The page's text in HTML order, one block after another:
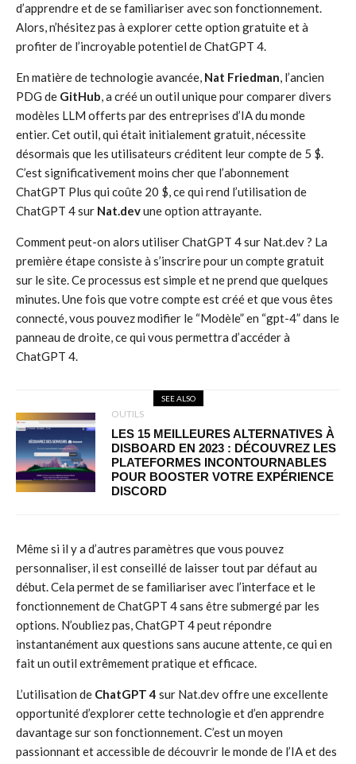
d’apprendre et de se familiariser avec son fonctionnement.
Alors, n’hésitez pas à explorer cette option gratuite et à
profiter de l’incroyable potentiel de ChatGPT 4.
En matière de technologie avancée, Nat Friedman, l’ancien
PDG de GitHub, a créé un outil unique pour comparer divers
modèles LLM offerts par des entreprises d’IA du monde
entier. Cet outil, qui était initialement gratuit, nécessite
désormais que les utilisateurs créditent leur compte de 5 $.
C’est significativement moins cher que l’abonnement
ChatGPT Plus qui coûte 20 $, ce qui rend l’utilisation de
ChatGPT 4 sur Nat.devune option attrayante.
Comment peut-on alors utiliser ChatGPT 4 sur Nat.dev ? La
première étape consiste à s’inscrire pour un compte gratuit
sur le site. Ce processus est simple et ne prend que quelques
minutes. Une fois que votre compte est créé et que vous êtes
connecté, vous pouvez modifier le “Modèle” en “gpt-4” dans le
panneau de droite, ce qui vous permettra d’accéder à
ChatGPT 4.
SEE ALSO
OUTILS
LES 15 MEILLEURES ALTERNATIVES À
DISBOARD EN 2023 : DÉCOUVREZ LES
PLATEFORMES INCONTOURNABLES
POUR BOOSTER VOTRE EXPÉRIENCE
DISCORD
Même si il y a d’autres paramètres que vous pouvez
personnaliser, il est conseillé de laisser tout par défaut au
début. Cela permet de se familiariser avec l’interface et le
fonctionnement de ChatGPT 4 sans être submergé par les
options. N’oubliez pas, ChatGPT 4 peut répondre
instantanément aux questions sans aucune attente, ce qui en
fait un outil extrêmement pratique et efficace.
L’utilisation de ChatGPT 4 sur Nat.dev offre une excellente
opportunité d’explorer cette technologie et d’en apprendre
davantage sur son fonctionnement. C’est un moyen
passionnant et accessible de découvrir le monde de l’IA et des